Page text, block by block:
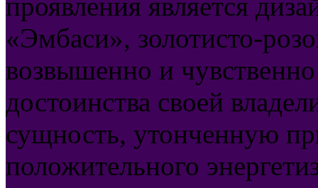
«Эмбаси», золотисто-
возвышенно и
достоинства своей
сущность, утонченную
положительного